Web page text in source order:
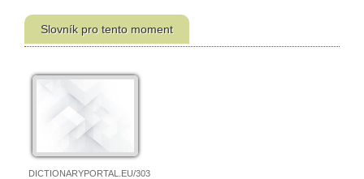
Slovník pro tento moment
DICTIONARYPORTAL.EU/303